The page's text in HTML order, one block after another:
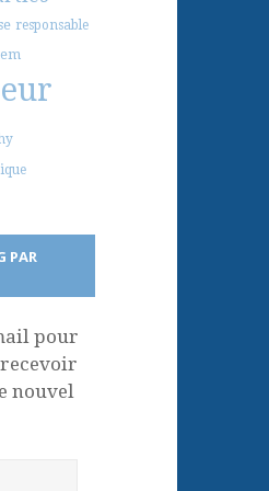
responsable
PAR
pour
nouvel